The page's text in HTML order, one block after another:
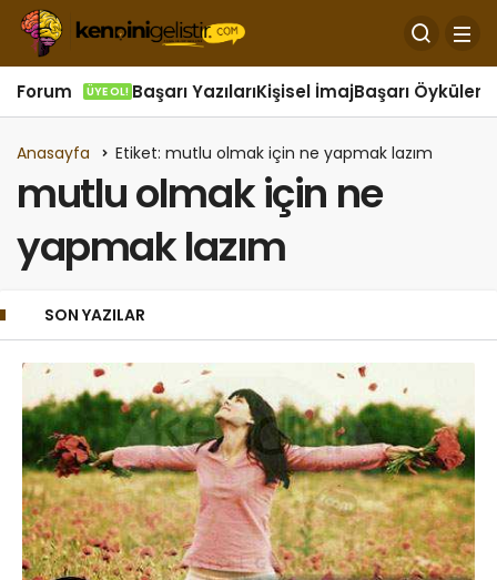
Forum ÜYE OL! Başarı YazılarıKişisel İmajBaşarı Öyküleri
Anasayfa Etiket: mutlu olmak için ne yapmak lazım
mutlu olmak için ne
yapmak lazım
SON YAZILAR